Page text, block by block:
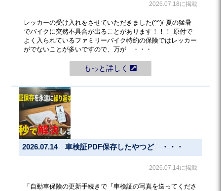
2026.07.18に掲載
レッカーの受け入れをさせていただきました(^^)/ 夏の猛暑
でバイクに突然不具合が出ることがあります！！！ 原付で
よく入られているファミリーバイク特約の保険ではレッカー
がでないことが多いですので、万が ・・・
もっと詳しく
2026.07.14 車検証PDF保存したやつど ・・・
2026.07.14に掲載
「自動車保険の更新手続きで『車検証の写真を送ってくださ